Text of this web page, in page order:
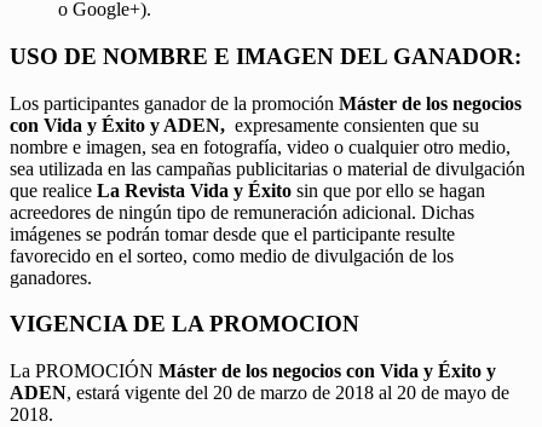
o Google+).
USO DE NOMBRE E IMAGEN DEL GANADOR:
Los participantes ganador de la promoción Máster de los negocios
con Vida y Éxito y ADEN, expresamente consienten que su
nombre e imagen, sea en fotografía, video o cualquier otro medio,
sea utilizada en las campañas publicitarias o material de divulgación
que realice La Revista Vida y Éxito sin que por ello se hagan
acreedores de ningún tipo de remuneración adicional. Dichas
imágenes se podrán tomar desde que el participante resulte
favorecido en el sorteo, como medio de divulgación de los
ganadores.
VIGENCIA DE LA PROMOCION
La PROMOCIÓN Máster de los negocios con Vida y Éxito y
ADEN, estará vigente del 20 de marzo de 2018 al 20 de mayo de
2018.